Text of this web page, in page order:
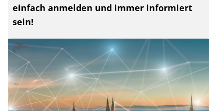
einfach anmelden und immer informiert
sein!